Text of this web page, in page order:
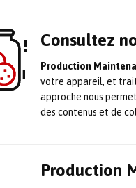
Consultez
Production
votre appareil, et
approche nous
des contenus et de
ProductionA